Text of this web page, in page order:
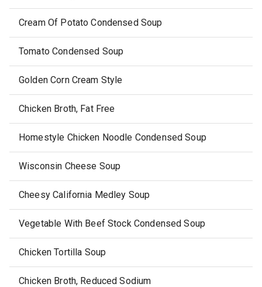
Cream Of Potato Condensed Soup
Tomato Condensed Soup
Golden Corn Cream Style
Chicken Broth, Fat Free
Homestyle Chicken Noodle Condensed Soup
Wisconsin Cheese Soup
Cheesy California Medley Soup
Vegetable With Beef Stock Condensed Soup
Chicken Tortilla Soup
Chicken Broth, Reduced Sodium